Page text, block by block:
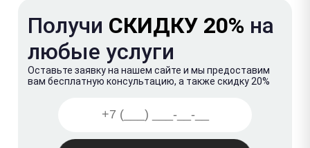
Получи СКИДКУ 20% на
любые услуги
Оставьте заявку на нашем сайте и мы предоставим
вам бесплатную консультацию, а также скидку 20%